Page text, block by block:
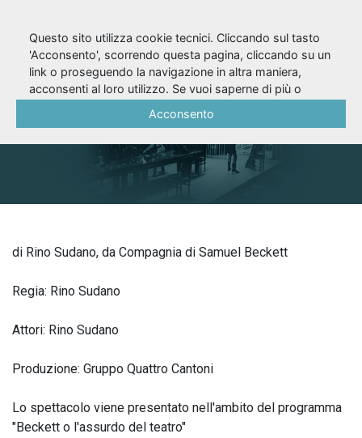
Compagnia (1984)
di Rino Sudano, da Compagnia di Samuel Beckett
Regia: Rino Sudano
Attori: Rino Sudano
Produzione: Gruppo Quattro Cantoni
Lo spettacolo viene presentato nell'ambito del programma
"Beckett o l'assurdo del teatro"
Questo sito utilizza cookie tecnici. Cliccando sul tasto
'Acconsento', scorrendo questa pagina, cliccando su un
link o proseguendo la navigazione in altra maniera,
acconsenti al loro utilizzo. Se vuoi saperne di più o
Acconsento